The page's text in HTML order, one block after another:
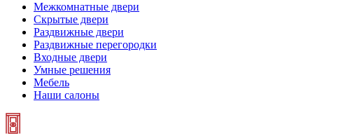
Межкомнатные двери
Скрытые двери
Раздвижные двери
Раздвижные перегородки
Входные двери
Умные решения
Мебель
Наши салоны